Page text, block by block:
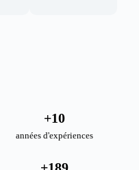
années d'expériences
+10